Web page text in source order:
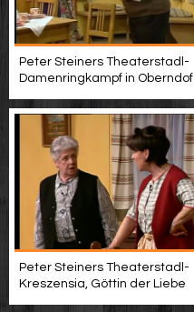
Peter Steiners Theaterstadl-
Damenringkampf in Oberndof
Peter Steiners Theaterstadl-
Kreszensia, Göttin der Liebe